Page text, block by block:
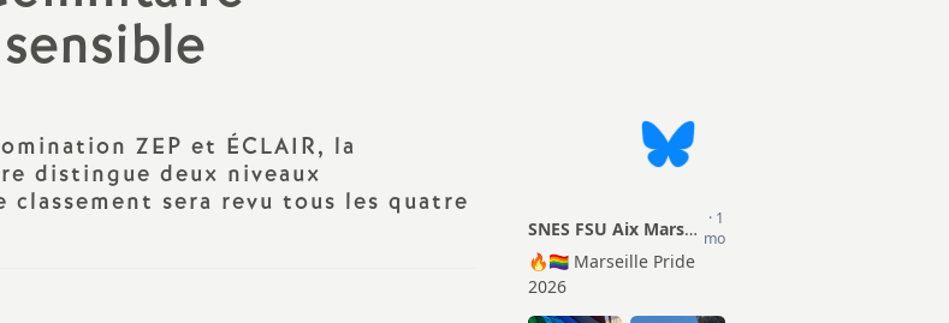
CPE
Psy-EN
Droits et Libertés
Congrés académiques du
SNES-FSU
ZEP et ÉCLAIR, la
distingue deux niveaux
sera revu tous les quatre